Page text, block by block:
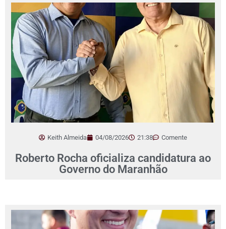
Keith Almeida 04/08/2026 21:38 Comente
Roberto Rocha oficializa candidatura ao
Governo do Maranhão